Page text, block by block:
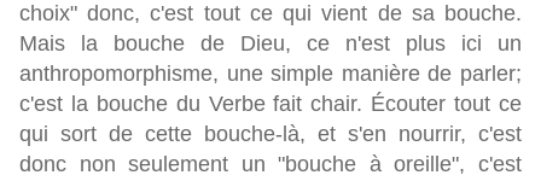
choix" donc, c'est tout ce qui vient de sa bouche.
Mais la bouche de Dieu, ce n'est plus ici un
anthropomorphisme, une simple manière de parler;
c'est la bouche du Verbe fait chair. Écouter tout ce
qui sort de cette bouche-là, et s'en nourrir, c'est
donc non seulement un "bouche à oreille", c'est